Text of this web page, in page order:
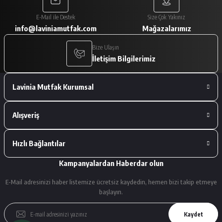
Paketleme çok iyiydi. Ürünler tam
istediğimiz gibiydi.
A... V... | 29/01/2026
Deneyimini Paylaş
E-Mail ile Destek
info@laviniamutfak.com
Size Çok Yakınız
Mağazalarımız
Bize Ulaşın
İletişim Bilgilerimiz
Lavinia Mutfak Kurumsal
Alışveriş
Hızlı Bağlantılar
Kampanyalardan Haberdar olun
E-Mail adresinizi haber listemize ücretsiz kaydedin, hemen bizi takip etmeye
başlayın.
Kaydet